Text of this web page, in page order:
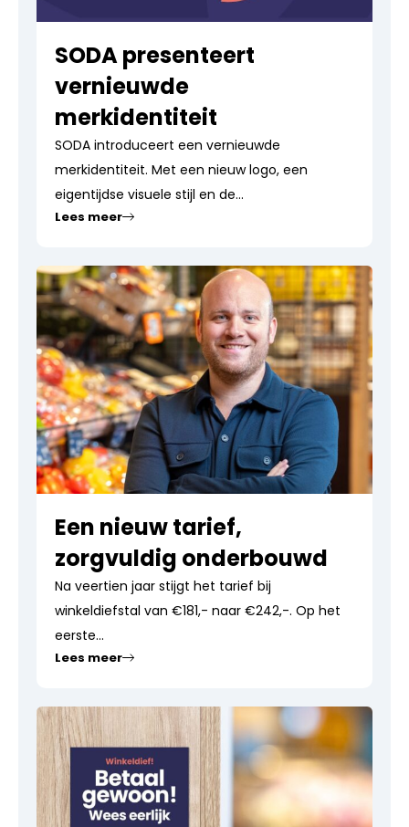
SODA presenteert
vernieuwde
merkidentiteit
SODA introduceert een vernieuwde
merkidentiteit. Met een nieuw logo, een
eigentijdse visuele stijl en de...
Lees meer
Een nieuw tarief,
zorgvuldig onderbouwd
Na veertien jaar stijgt het tarief bij
winkeldiefstal van €181,- naar €242,-. Op het
eerste...
Lees meer